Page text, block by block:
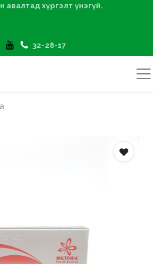
авалтад хүргэлт үнэгүй.
32-28-17